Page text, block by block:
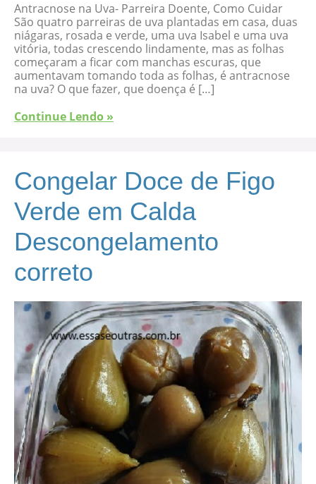
Antracnose na Uva- Parreira Doente, Como Cuidar
São quatro parreiras de uva plantadas em casa, duas
niágaras, rosada e verde, uma uva Isabel e uma uva
vitória, todas crescendo lindamente, mas as folhas
começaram a ficar com manchas escuras, que
aumentavam tomando toda as folhas, é antracnose
na uva? O que fazer, que doença é […]
Continue Lendo »
Congelar Doce de Figo
Verde em Calda
Descongelamento
correto